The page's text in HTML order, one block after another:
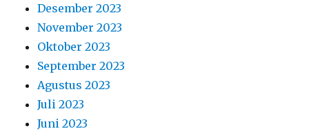
Desember 2023
November 2023
Oktober 2023
September 2023
Agustus 2023
Juli 2023
Juni 2023